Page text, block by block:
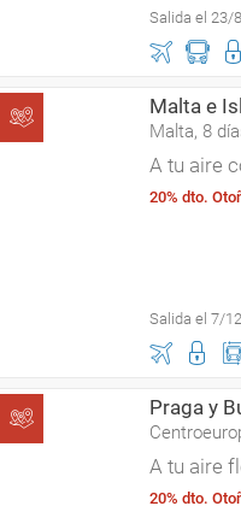
Salida el 23/
Malta e
Malta, 8
A tu aire
20% dto.
Salida el 7/
Praga y
A tu aire
20% dto.